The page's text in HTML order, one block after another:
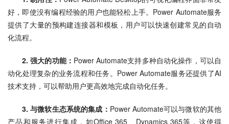
好，即使没有编程经验的用户也能轻松上手。Power Automate服务
提供了大量的预构建连接器和模板，用户可以快速创建常见的自动
化流程。
2. 强大的功能： Power Automate支持多种自动化操作，可以自
动化处理复杂的业务流程和任务。Power Automate服务还提供了AI
技术支持，可以帮助用户更高效地完成自动化任务。
3. 与微软生态系统的集成： Power Automate可以与微软的其他
产品和服务进行集成，如Office 365、Dynamics 365等，这使得